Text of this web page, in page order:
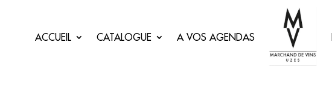
ACCUEIL CATALOGUE A VOS AGENDAS